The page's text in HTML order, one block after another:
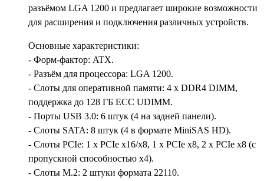
разъёмом LGA 1200 и предлагает широкие возможности
для расширения и подключения различных устройств.
Основные характеристики:
- Форм-фактор: ATX.
- Разъём для процессора: LGA 1200.
- Слоты для оперативной памяти: 4 x DDR4 DIMM,
поддержка до 128 ГБ ECC UDIMM.
- Порты USB 3.0: 6 штук (4 на задней панели).
- Слоты SATA: 8 штук (4 в формате MiniSAS HD).
- Слоты PCIe: 1 x PCIe x16/x8, 1 x PCIe x8, 2 x PCIe x8 (с
пропускной способностью x4).
- Слоты M.2: 2 штуки формата 22110.